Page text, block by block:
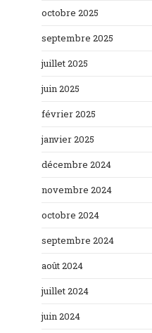
octobre 2025
septembre 2025
juillet 2025
juin 2025
février 2025
janvier 2025
décembre 2024
novembre 2024
octobre 2024
septembre 2024
août 2024
juillet 2024
juin 2024